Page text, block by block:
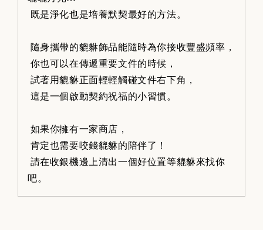
既是淨化也是培養默契最好的方法。
隨身攜帶的貔貅飾品能隨時為你接收豐盛頻率，
你也可以在傳遞重要文件的時候，
試著用貔貅正面輕輕觸碰文件右下角，
這是一個啟動契約祝福的小習慣。
如果你擁有一家商店，
肯定也需要咬錢貔貅的陪伴了！
請在收銀機邊上清出一個好位置等貔貅來找你
吧。